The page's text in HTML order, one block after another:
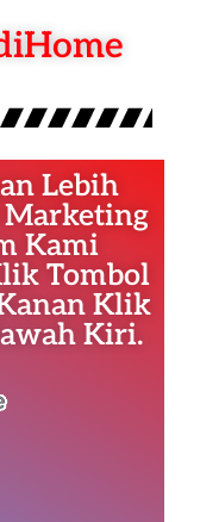
Lebih
Marketing
Kami
Tombol
Klik
Kiri.